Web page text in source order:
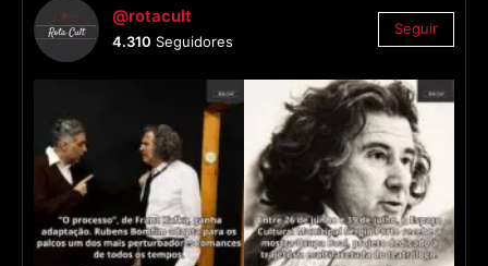
@rotacult
4.310 Seguidores
Seguir